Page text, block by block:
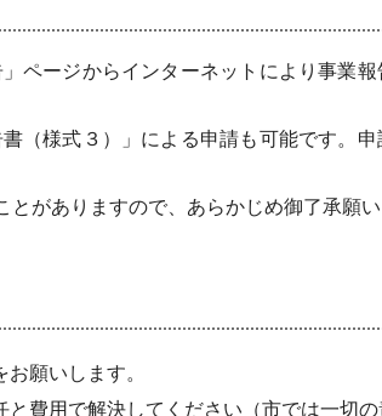
ページからインターネットにより事業
（様式３）」による申請も可能です。
がありますので、あらかじめ御了承願い
願いします。
費用で解決してください（市では一切